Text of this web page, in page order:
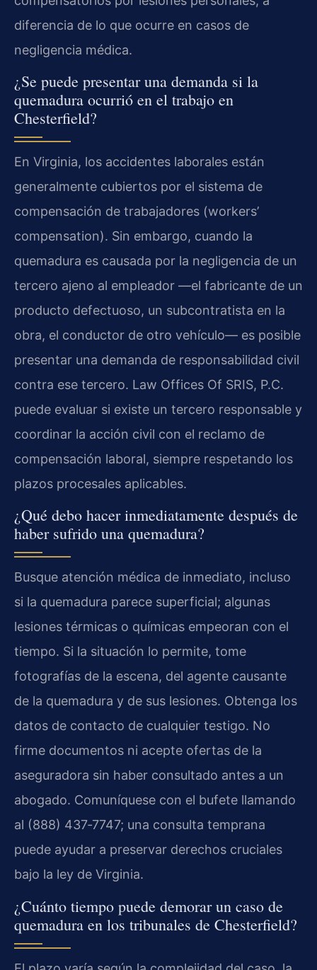
diferencia de lo que ocurre en casos de
negligencia médica.
¿Se puede presentar una demanda si la
quemadura ocurrió en el trabajo en
Chesterfield?
En Virginia, los accidentes laborales están
generalmente cubiertos por el sistema de
compensación de trabajadores (workers’
compensation). Sin embargo, cuando la
quemadura es causada por la negligencia de un
tercero ajeno al empleador —el fabricante de un
producto defectuoso, un subcontratista en la
obra, el conductor de otro vehículo— es posible
presentar una demanda de responsabilidad civil
contra ese tercero. Law Offices Of SRIS, P.C.
puede evaluar si existe un tercero responsable y
coordinar la acción civil con el reclamo de
compensación laboral, siempre respetando los
plazos procesales aplicables.
¿Qué debo hacer inmediatamente después de
haber sufrido una quemadura?
Busque atención médica de inmediato, incluso
si la quemadura parece superficial; algunas
lesiones térmicas o químicas empeoran con el
tiempo. Si la situación lo permite, tome
fotografías de la escena, del agente causante
de la quemadura y de sus lesiones. Obtenga los
datos de contacto de cualquier testigo. No
firme documentos ni acepte ofertas de la
aseguradora sin haber consultado antes a un
abogado. Comuníquese con el bufete llamando
al (888) 437‑7747; una consulta temprana
puede ayudar a preservar derechos cruciales
bajo la ley de Virginia.
¿Cuánto tiempo puede demorar un caso de
quemadura en los tribunales de Chesterfield?